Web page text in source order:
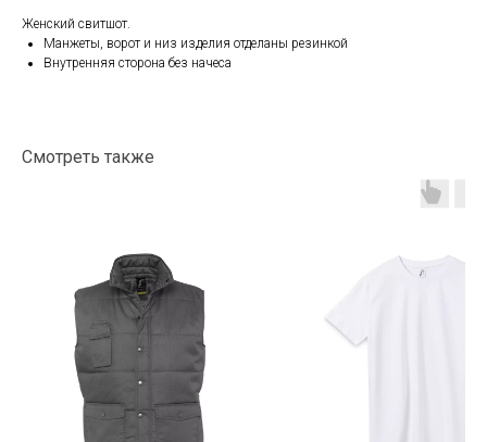
Женский свитшот.
Манжеты, ворот и низ изделия отделаны резинкой
Внутренняя сторона без начеса
Смотреть также